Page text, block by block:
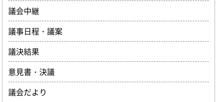
議会中継
議事日程・議案
議決結果
意見書・決議
議会だより